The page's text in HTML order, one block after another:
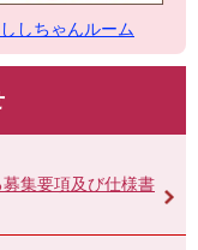
しちゃんルーム
集要項及び仕様書